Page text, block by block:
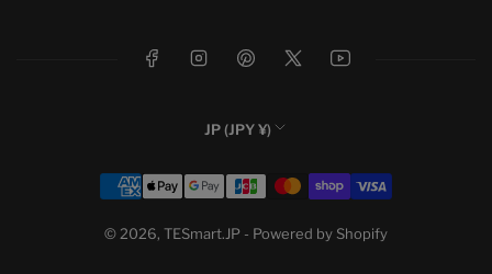
フェイスブック インスタグラム ピンタレスト X ユーチューブ
国
地
JP (JPY ¥)
© 2026, TESmart.JP - Powered by Shopify
お
支
い